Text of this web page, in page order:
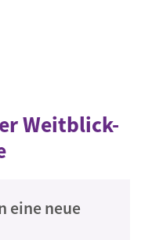
Weitblick-
eine neue